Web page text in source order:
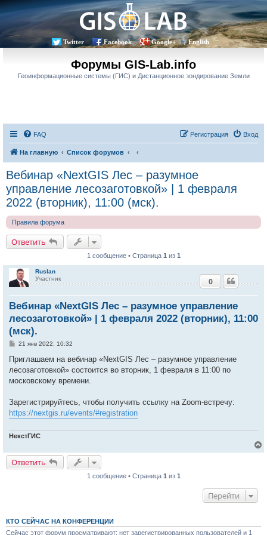
Twitter Facebook Google+ English
Форумы GIS-Lab.info
Геоинформационные системы (ГИС) и Дистанционное зондирование Земли
FAQ Вход
Регистрация
На главную Список форумов
Вебинар «NextGIS Лес – разумное
управление лесозаготовкой» | 1 февраля
2022 (вторник), 11:00 (мск).
Правила форума
Ответить
1 сообщение • Страница 1 из 1
Ruslan
Участник
Вебинар «NextGIS Лес – разумное управление
лесозаготовкой» | 1 февраля 2022 (вторник), 11:00
(мск).
0
С
о
щ
е
е
21 янв 2022, 10:32
Приглашаем на вебинар «NextGIS Лес – разумное управление
лесозаготовкой» состоится во вторник, 1 февраля в 11:00 по
московскому времени.
Зарегистрируйтесь, чтобы получить ссылку на Zoom-встречу:
https://nextgis.ru/events/#registration
НекстГИС
е
Ответить
1 сообщение • Страница 1 из 1
Перейти
КТО СЕЙЧАС НА КОНФЕРЕНЦИИ
Сейчас этот форум просматривают: нет зарегистрированных пользователей и 1